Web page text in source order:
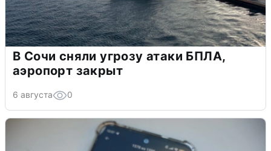
В Сочи сняли угрозу атаки БПЛА,
аэропорт закрыт
6 августа 0